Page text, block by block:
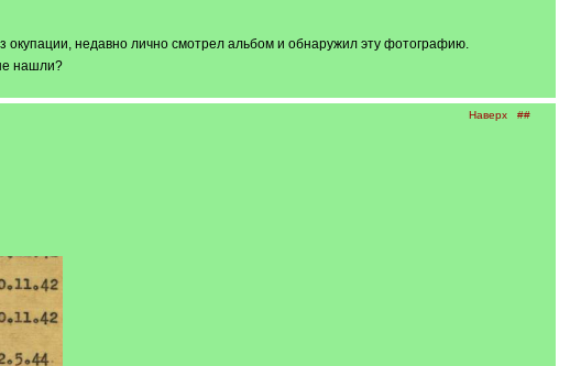
недавно лично смотрел альбом и обнаружил эту фотографию.
нашли?
Наверх ##